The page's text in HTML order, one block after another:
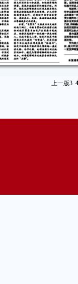
上一版3 4